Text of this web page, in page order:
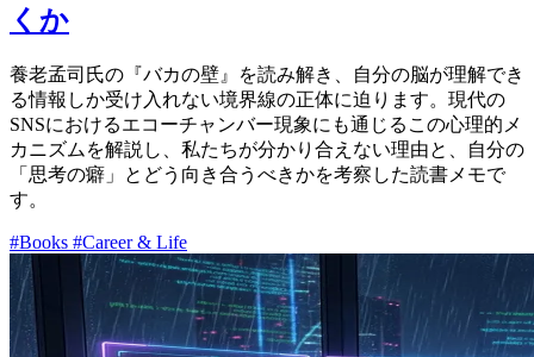
くか
養老孟司氏の『バカの壁』を読み解き、自分の脳が理解でき
る情報しか受け入れない境界線の正体に迫ります。現代の
SNSにおけるエコーチャンバー現象にも通じるこの心理的メ
カニズムを解説し、私たちが分かり合えない理由と、自分の
「思考の癖」とどう向き合うべきかを考察した読書メモで
す。
#Books #Career & Life